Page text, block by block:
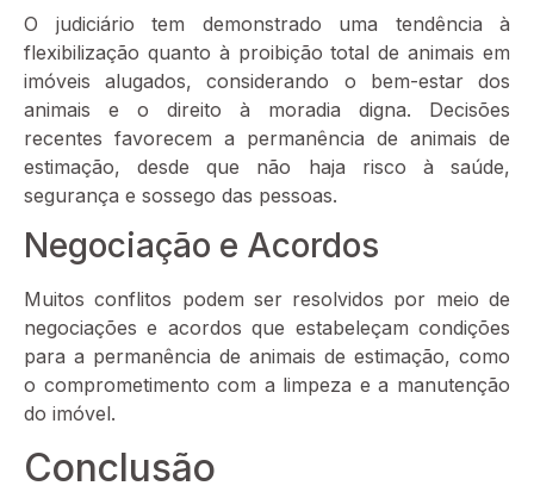
O judiciário tem demonstrado uma tendência à
flexibilização quanto à proibição total de animais em
imóveis alugados, considerando o bem-estar dos
animais e o direito à moradia digna. Decisões
recentes favorecem a permanência de animais de
estimação, desde que não haja risco à saúde,
segurança e sossego das pessoas.
Negociação e Acordos
Muitos conflitos podem ser resolvidos por meio de
negociações e acordos que estabeleçam condições
para a permanência de animais de estimação, como
o comprometimento com a limpeza e a manutenção
do imóvel.
Conclusão